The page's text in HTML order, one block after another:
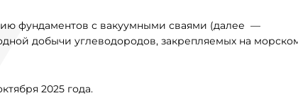
фундаментов с вакуумными сваями (далее —
добычи углеводородов, закрепляемых на
2025 года.